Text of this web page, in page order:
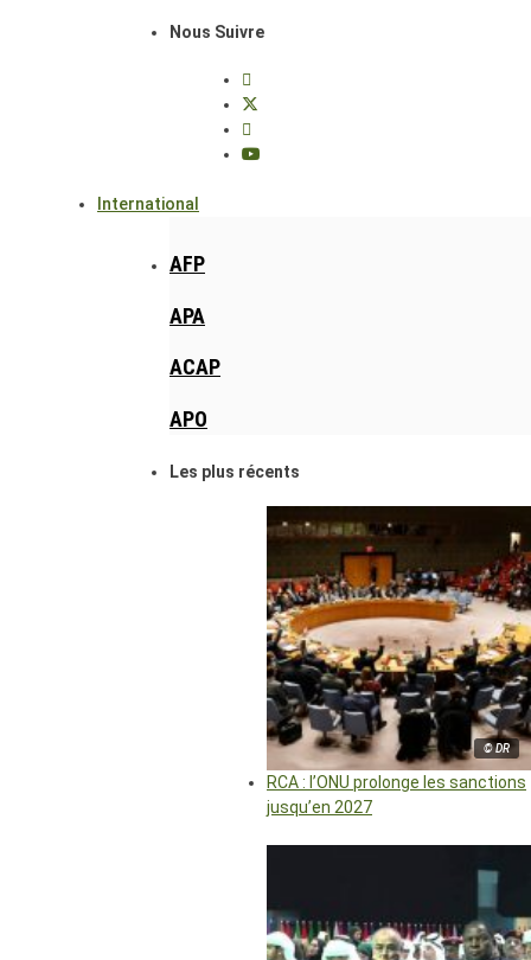
Nous Suivre
International
AFP
APA
ACAP
APO
Les plus récents
© DR
RCA : l’ONU prolonge les sanctions
jusqu’en 2027